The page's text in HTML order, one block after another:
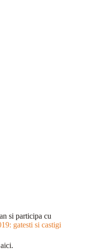
si participa cu
gatesti si castigi